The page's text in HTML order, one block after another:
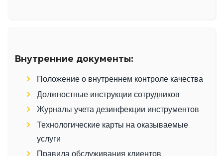
Внутренние документы:
Положение о внутреннем контроле качества
Должностные инструкции сотрудников
Журналы учета дезинфекции инструментов
Технологические карты на оказываемые
услуги